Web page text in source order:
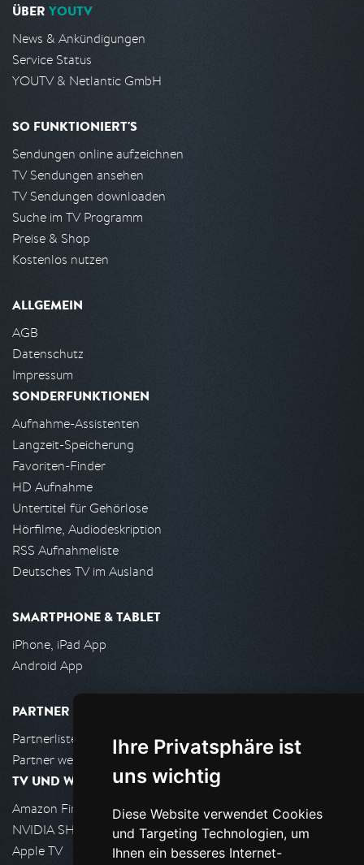
Ihre Privatsphäre ist
uns wichtig
Diese Website verwendet Cookies
und Targeting Technologien, um
Ihnen ein besseres Internet-
ÜBER YOUTV
News & Ankündigungen
Service Status
YOUTV & Netlantic GmbH
SO FUNKTIONIERT'S
Sendungen online aufzeichnen
TV Sendungen ansehen
TV Sendungen downloaden
Suche im TV Programm
Preise & Shop
Kostenlos nutzen
ALLGEMEIN
AGB
Datenschutz
Impressum
SONDERFUNKTIONEN
Aufnahme-Assistenten
Langzeit-Speicherung
Favoriten-Finder
HD Aufnahme
Untertitel für Gehörlose
Hörfilme, Audiodeskription
RSS Aufnahmeliste
Deutsches TV im Ausland
SMARTPHONE & TABLET
iPhone, iPad App
Android App
PARTNER
Partnerliste
Partner werden
TV UND WOHNZIMMER
Amazon FireTV
NVIDIA SHIELD, Google TV
Apple TV